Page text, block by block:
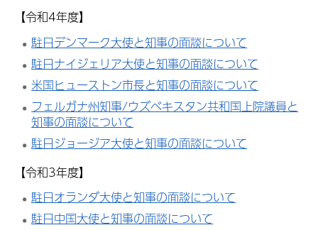
【令和4年度】
駐日デンマーク大使と知事の面談について
駐日ナイジェリア大使と知事の面談について
米国ヒューストン市長と知事の面談について
フェルガナ州知事/ウズベキスタン共和国上院議員と
知事の面談について
駐日ジョージア大使と知事の面談について
【令和3年度】
駐日オランダ大使と知事の面談について
駐日中国大使と知事の面談について